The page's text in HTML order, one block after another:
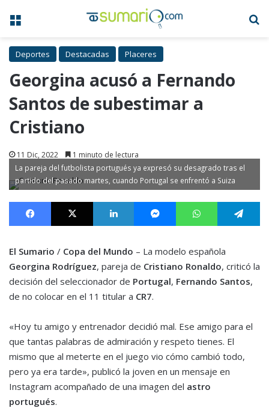
Menú
Deportes Destacadas Placeres
Georgina acusó a Fernando
Santos de subestimar a
Cristiano
11 Dic, 2022 1 minuto de lectura
La pareja del futbolista portugués ya expresó su desagrado tras el
partido del pasado martes, cuando Portugal se enfrentó a Suiza
Facebook X LinkedIn MessengerWhatsApp
El Sumario / Copa del Mundo – La modelo española
Georgina Rodríguez, pareja de Cristiano Ronaldo, criticó la
decisión del seleccionador de Portugal, Fernando Santos,
de no colocar en el 11 titular a CR7.
«Hoy tu amigo y entrenador decidió mal. Ese amigo para el
que tantas palabras de admiración y respeto tienes. El
mismo que al meterte en el juego vio cómo cambió todo,
pero ya era tarde», publicó la joven en un mensaje en
Instagram acompañado de una imagen del astro
portugués.